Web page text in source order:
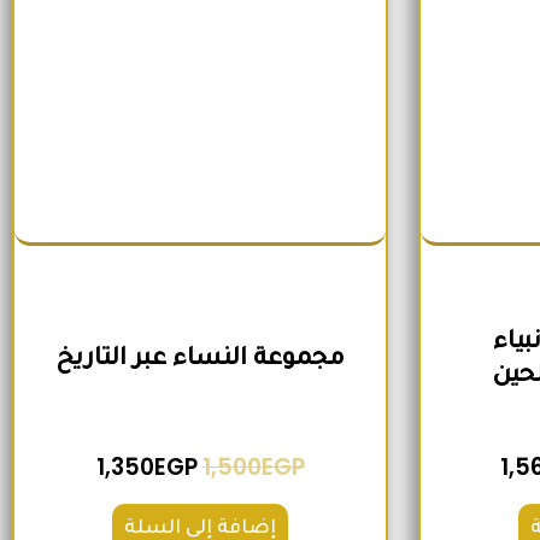
مجموعة النساء عبر التاريخ
1,500EGP
1,350EGP
إضافة إلى السلة